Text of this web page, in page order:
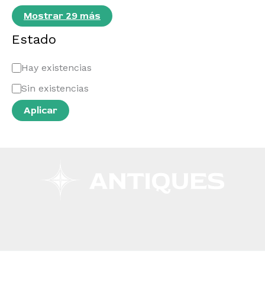
Mostrar 29 más
Estado
Hay existencias
Sin existencias
Aplicar